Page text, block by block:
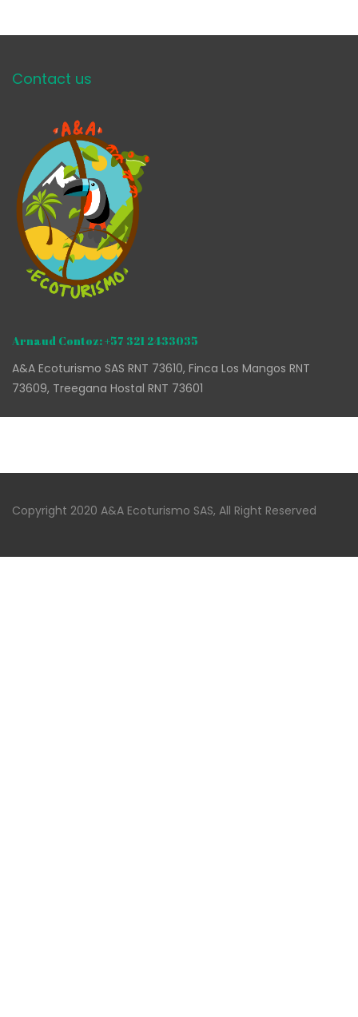
Contact us
Arnaud Contoz: +57 321 2433035
A&A Ecoturismo SAS RNT 73610, Finca Los Mangos RNT
73609, Treegana Hostal RNT 73601
Copyright 2020 A&A Ecoturismo SAS, All Right Reserved